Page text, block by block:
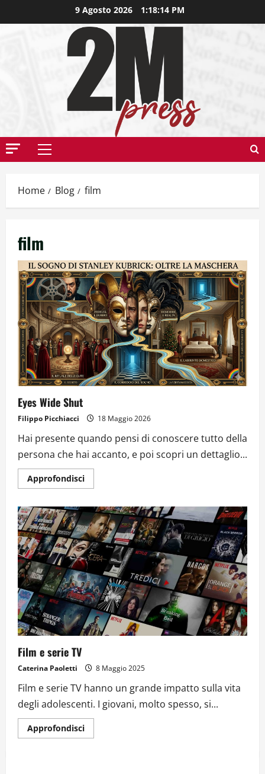
9 Agosto 2026 1:18:15 PM
Home Blog film
film
Eyes Wide Shut
Filippo Picchiacci 18 Maggio 2026
Hai presente quando pensi di conoscere tutto della
persona che hai accanto, e poi scopri un dettaglio...
Approfondisci
Film e serie TV
Caterina Paoletti 8 Maggio 2025
Film e serie TV hanno un grande impatto sulla vita
degli adolescenti. I giovani, molto spesso, si...
Approfondisci